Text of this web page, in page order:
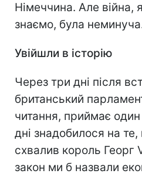
Німеччина. Але війна,
знаємо, була
Увійшли в історію
Через три дні після
британський
читання, приймає
дні знадобилося на
схвалив король Георг
закон ми б назвали